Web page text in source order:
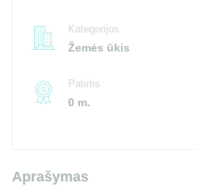
Kategorijos
Žemės ūkis
Patirtis
0 m.
Aprašymas